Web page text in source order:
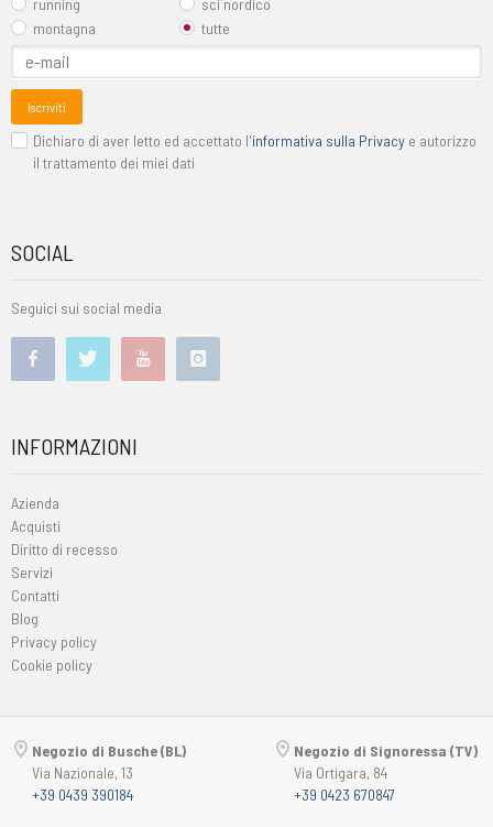
running
sci nordico
montagna
tutte
Iscriviti
Dichiaro di aver letto ed accettato l'informativa sulla Privacy e autorizzo
il trattamento dei miei dati
SOCIAL
Seguici sui social media
INFORMAZIONI
Azienda
Acquisti
Diritto di recesso
Servizi
Contatti
Blog
Privacy policy
Cookie policy
Negozio di Busche (BL)
Via Nazionale, 13
+39 0439 390184
Negozio di Signoressa (TV)
Via Ortigara, 84
+39 0423 670847